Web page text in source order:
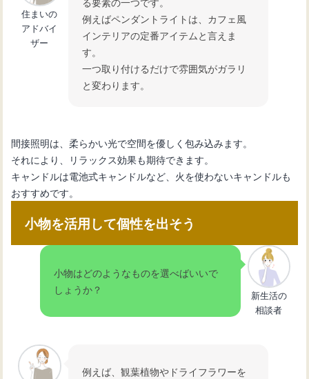
住まいの
アドバイ
ザー
例えばペンダントライトは、カフェ風
インテリアの定番アイテムと言えま
す。
一つ取り付けるだけで雰囲気がガラリ
と変わります。
間接照明は、柔らかい光で空間を優しく包み込みます。
それにより、リラックス効果も期待できます。
キャンドルは電池式キャンドルなど、火を使わないキャンドルも
おすすめです。
小物を活用して個性を出そう
小物はどのようなものを選べばいいで
しょうか？
新生活の
相談者
例えば、観葉植物やドライフラワーを